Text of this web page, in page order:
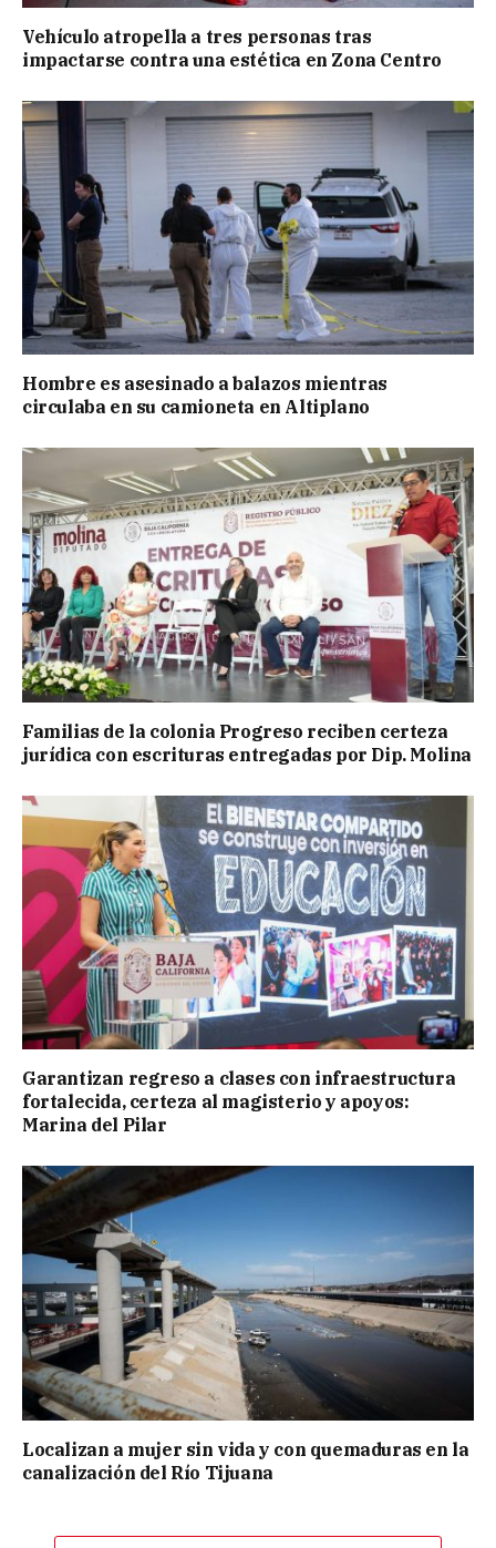
Vehículo atropella a tres personas tras
impactarse contra una estética en Zona Centro
Hombre es asesinado a balazos mientras
circulaba en su camioneta en Altiplano
Familias de la colonia Progreso reciben certeza
jurídica con escrituras entregadas por Dip. Molina
Garantizan regreso a clases con infraestructura
fortalecida, certeza al magisterio y apoyos:
Marina del Pilar
Localizan a mujer sin vida y con quemaduras en la
canalización del Río Tijuana